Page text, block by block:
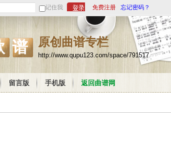
记住我 免费注册 忘记密码？
谱 原创曲谱专栏
http://www.qupu123.com/space/791517
留言版 手机版 返回曲谱网